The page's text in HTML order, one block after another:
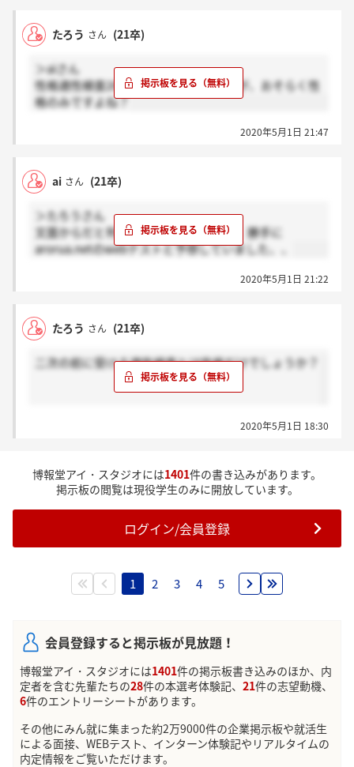
たろう さん (21卒)
＞aiさん
性格適性検査20分と書いてあるのですが、おそらく性
格のみですよね？
2020年5月1日 21:47
ai さん (21卒)
＞たろうさん
文面からだと判断しづらいですよね、、勝手に
arorua.netのwebテストと予想していました、、
2020年5月1日 21:22
たろう さん (21卒)
二次の前に受ける適性検査とは性格だけでしょうか？
2020年5月1日 18:30
博報堂アイ・スタジオには1401件の書き込みがあります。
掲示板の閲覧は現役学生のみに開放しています。
ログイン/会員登録
1 2 3 4 5
会員登録すると掲示板が見放題！
博報堂アイ・スタジオには1401件の掲示板書き込みのほか、内
定者を含む先輩たちの28件の本選考体験記、 21件の志望動機、
6件のエントリーシートがあります。
その他にみん就に集まった約2万9000件の企業掲示板や就活生
による面接、WEBテスト、インターン体験記やリアルタイムの
内定情報をご覧いただけます。